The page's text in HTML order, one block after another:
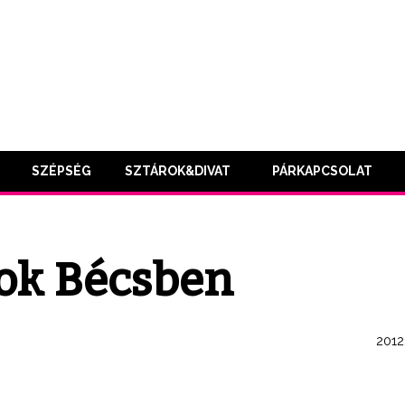
SZÉPSÉG SZTÁROK&DIVAT PÁRKAPCSOLAT
Bécsben